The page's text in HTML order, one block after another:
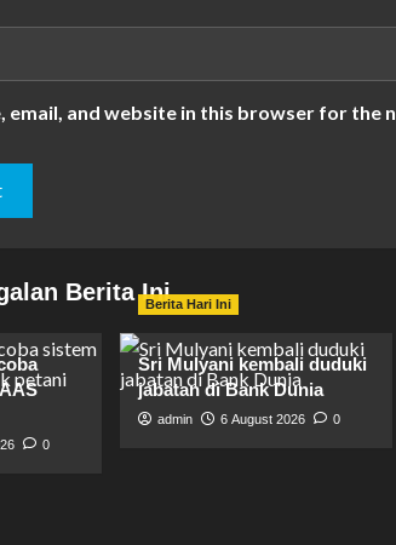
email, and website in this browser for the
Berita Ini
0
Berita Hari Ini
Sri Mulyani kembali duduki
jabatan di Bank Dunia
admin 6 August 2026 0